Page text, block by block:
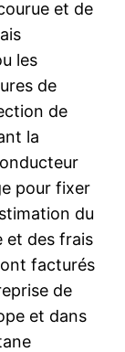
et de
les
de
de
la
pour fixer
du
et des frais
facturés
de
et dans